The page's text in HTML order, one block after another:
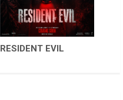
RESIDENT EVIL